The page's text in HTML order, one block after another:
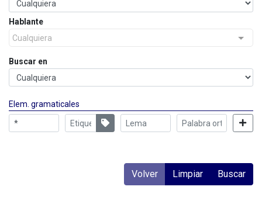
Hablante
Cualquiera
Buscar en
Elem. gramaticales
Volver Limpiar Buscar